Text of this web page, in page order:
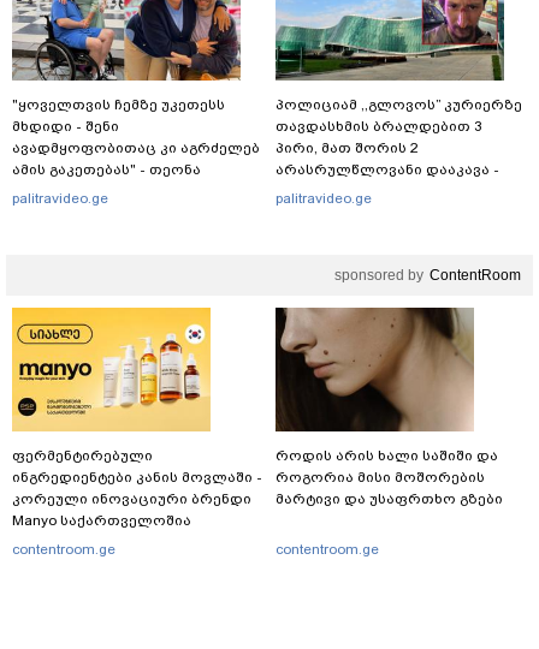
"ყოველთვის ჩემზე უკეთესს
მხდიდი - შენი
ავადმყოფობითაც კი აგრძელებ
ამის გაკეთებას" - თეონა
კონტრიძე მეუღლეს ემოციურ
palitravideo.ge
პოლიციამ ,,გლოვოს” კურიერზე
თავდასხმის ბრალდებით 3
პირი, მათ შორის 2
არასრულწლოვანი დააკავა -
შსს ინფორმაციას ავრცელებს
palitravideo.ge
sponsored by ContentRoom
ფერმენტირებული
ინგრედიენტები კანის მოვლაში -
კორეული ინოვაციური ბრენდი
Manyo საქართველოშია
contentroom.ge
როდის არის ხალი საშიში და
როგორია მისი მოშორების
მარტივი და უსაფრთხო გზები
contentroom.ge